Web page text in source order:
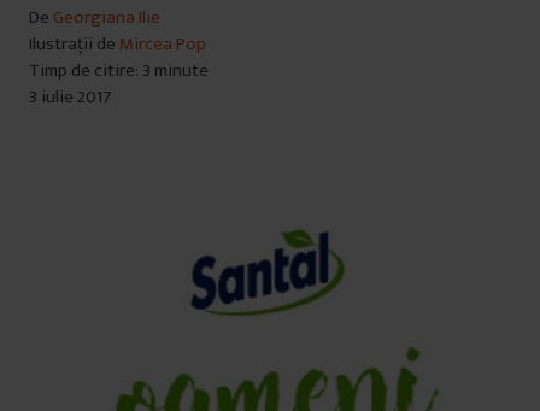
De Georgiana Ilie
Ilustrații de Mircea Pop
Timp de citire: 3 minute
3 iulie 2017